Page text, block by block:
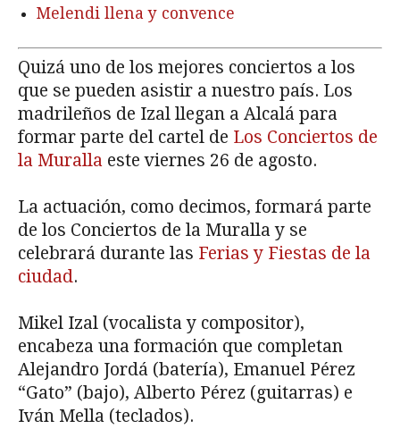
Melendi llena y convence
Quizá uno de los mejores conciertos a los
que se pueden asistir a nuestro país. Los
madrileños de Izal llegan a Alcalá para
formar parte del cartel de Los Conciertos de
la Muralla este viernes 26 de agosto.
La actuación, como decimos, formará parte
de los Conciertos de la Muralla y se
celebrará durante las Ferias y Fiestas de la
ciudad.
Mikel Izal (vocalista y compositor),
encabeza una formación que completan
Alejandro Jordá (batería), Emanuel Pérez
“Gato” (bajo), Alberto Pérez (guitarras) e
Iván Mella (teclados).